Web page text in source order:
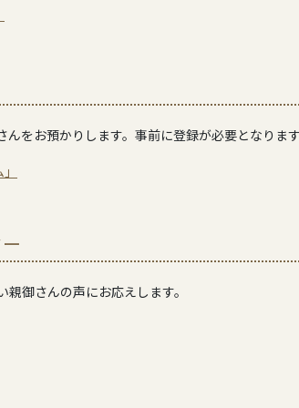
をお預かりします。事前に登録が必要となりま
御さんの声にお応えします。